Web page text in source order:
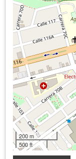
200 m
500 ft